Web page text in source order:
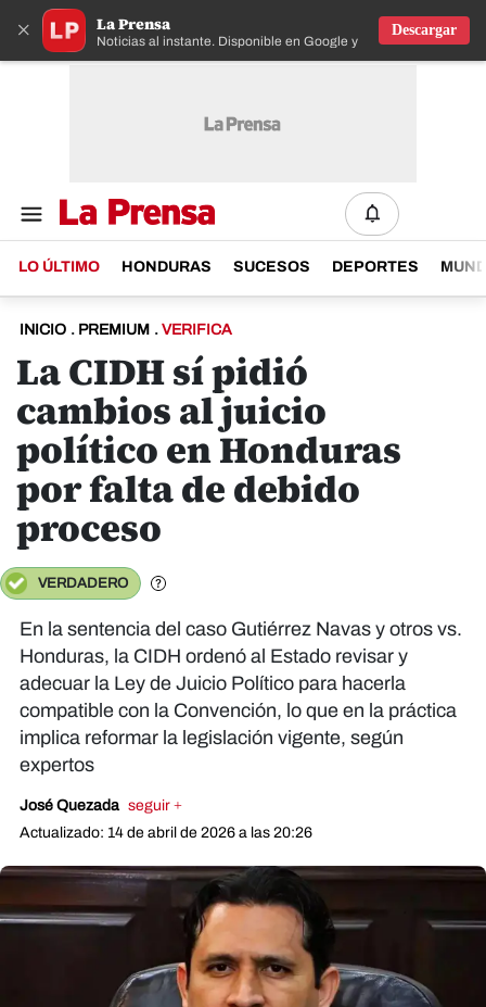
× La Prensa
Noticias al instante. Disponible en Google y IOS
Descargar
LO ÚLTIMO HONDURAS SUCESOS DEPORTES
INICIO . PREMIUM . VERIFICA
La CIDH sí pidió
cambios al juicio
político en Honduras
por falta de debido
proceso
VERDADERO
En la sentencia del caso Gutiérrez Navas y otros vs.
Honduras, la CIDH ordenó al Estado revisar y
adecuar la Ley de Juicio Político para hacerla
compatible con la Convención, lo que en la práctica
implica reformar la legislación vigente, según
expertos
José Quezada seguir +
Actualizado: 14 de abril de 2026 a las 20:26